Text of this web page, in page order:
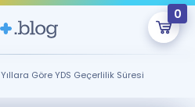
0
Yıllara Göre YDS Geçerlilik Süresi